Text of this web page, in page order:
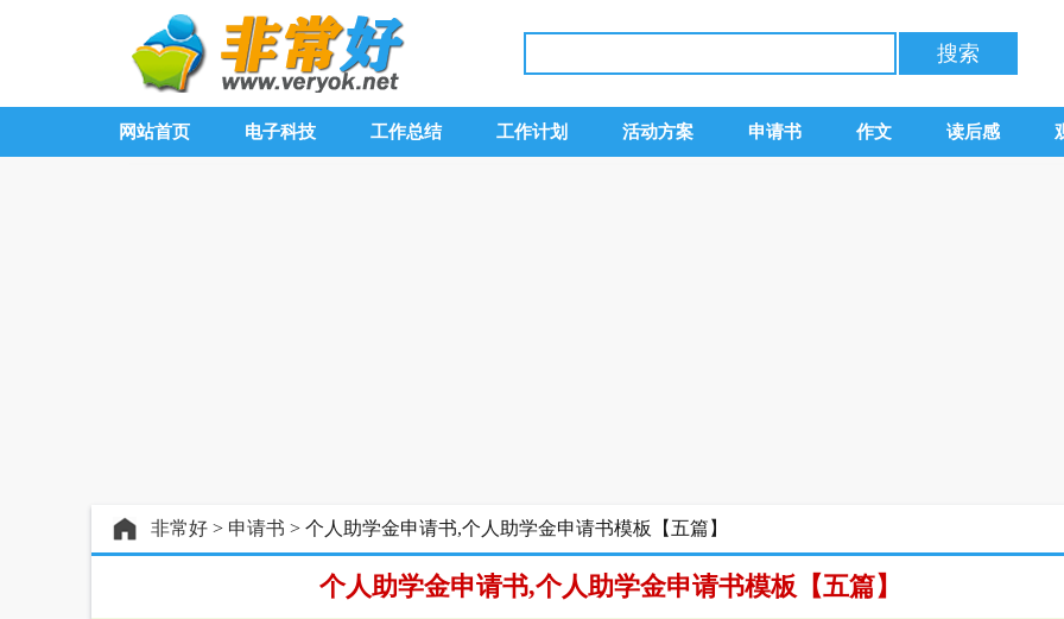
网站首页 电子科技 工作总结 工作计划 活动方案 申请书 作文 读后感
非常好 > 申请书 > 个人助学金申请书,个人助学金申请书模板【五篇】
个人助学金申请书,个人助学金申请书模板【五篇】